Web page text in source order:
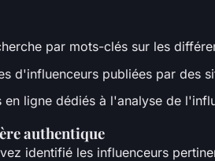
par mots-clés sur les
d'influenceurs publiées par des
en ligne dédiés à l'analyse de
authentique
identifié les influenceurs